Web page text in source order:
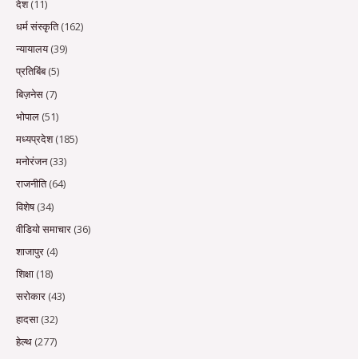
देश(11)
धर्म संस्कृति(162)
न्यायालय(39)
प्रतिबिंब(5)
बिज़नेस (7)
भोपाल (51)
मध्यप्रदेश(185)
मनोरंजन(33)
राजनीति(64)
विशेष(34)
वीडियो समाचार (36)
शाजापुर (4)
शिक्षा (18)
सरोकार (43)
हादसा (32)
हेल्थ (277)